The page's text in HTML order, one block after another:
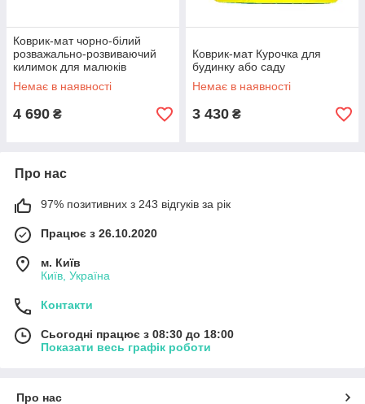
Коврик-мат чорно-білий
розважально-розвиваючий
килимок для малюків
Немає в наявності
4 690 ₴
Коврик-мат Курочка для
будинку або саду
Немає в наявності
3 430 ₴
Про нас
97% позитивних з 243 відгуків за рік
Працює з 26.10.2020
м. Київ
Київ, Україна
Контакти
Сьогодні працює з 08:30 до 18:00
Показати весь графік роботи
Про нас